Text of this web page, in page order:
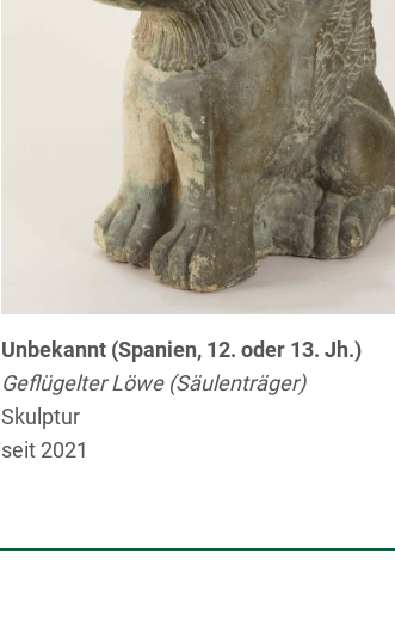
Unbekannt (Spanien, 12. oder 13. Jh.)
Geflügelter Löwe (Säulenträger)
Skulptur
seit 2021